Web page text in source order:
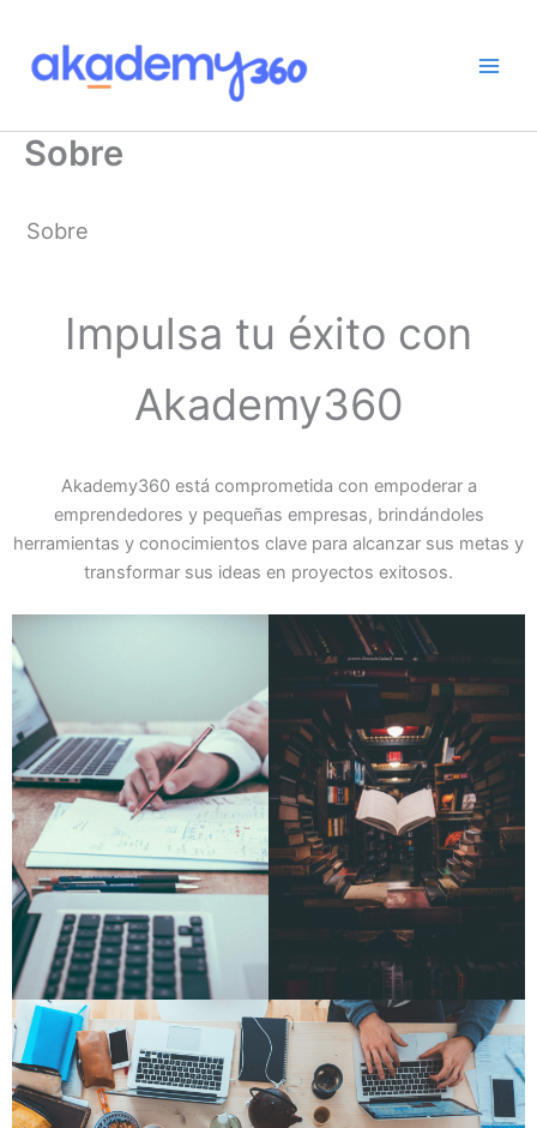
contenido
Sobre
Sobre
Impulsa tu éxito con
Akademy360
Akademy360 está comprometida con empoderar a
emprendedores y pequeñas empresas, brindándoles
herramientas y conocimientos clave para alcanzar sus metas y
transformar sus ideas en proyectos exitosos.